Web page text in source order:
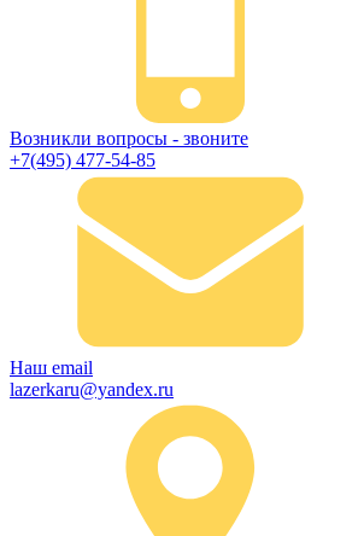
Возникли вопросы - звоните
+7(495) 477-54-85
Наш email
lazerkaru@yandex.ru